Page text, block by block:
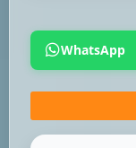
WhatsApp